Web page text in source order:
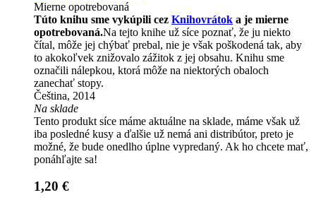
Mierne opotrebovaná
Túto knihu sme vykúpili cez Knihovrátok a je mierne
opotrebovaná.Na tejto knihe už síce poznať, že ju niekto
čítal, môže jej chýbať prebal, nie je však poškodená tak, aby
to akokoľvek znižovalo zážitok z jej obsahu. Knihu sme
označili nálepkou, ktorá môže na niektorých obaloch
zanechať stopy.
Čeština, 2014
Na sklade
Tento produkt síce máme aktuálne na sklade, máme však už
iba posledné kusy a ďalšie už nemá ani distribútor, preto je
možné, že bude onedlho úplne vypredaný. Ak ho chcete mať,
ponáhľajte sa!
1,20 €